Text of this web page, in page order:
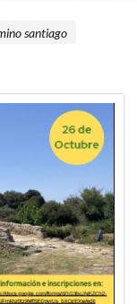
santiago